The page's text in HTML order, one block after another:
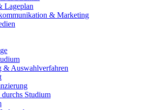
Lageplan
& Marketing
& Auswahlverfahren
Studium